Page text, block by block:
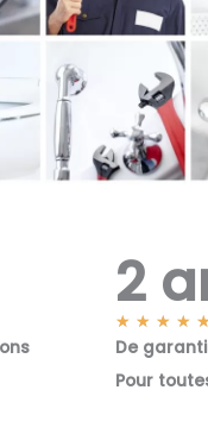
2
★ ★ ★ ★ ★
De
Pour